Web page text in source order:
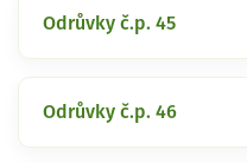
Odrůvky č.p. 45
Odrůvky č.p. 46